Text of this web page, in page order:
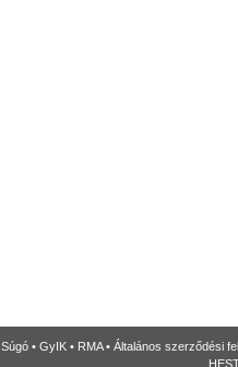
Súgó • GyIK • RMA• Általános szerződési